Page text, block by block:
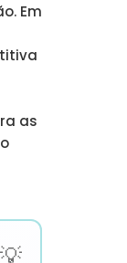
Em
as